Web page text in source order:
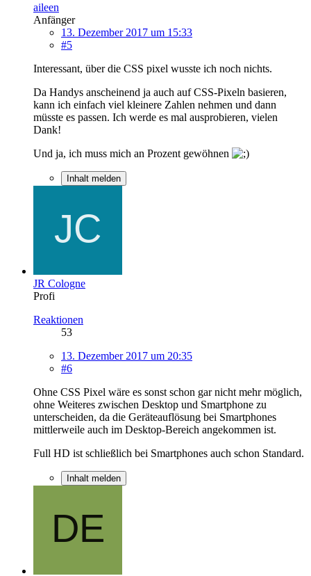
aileen
Anfänger
13. Dezember 2017 um 15:33
#5
Interessant, über die CSS pixel wusste ich noch nichts.
Da Handys anscheinend ja auch auf CSS-Pixeln basieren,
kann ich einfach viel kleinere Zahlen nehmen und dann
müsste es passen. Ich werde es mal ausprobieren, vielen
Dank!
Und ja, ich muss mich an Prozent gewöhnen
Inhalt melden
JR Cologne
Profi
Reaktionen
53
13. Dezember 2017 um 20:35
#6
Ohne CSS Pixel wäre es sonst schon gar nicht mehr möglich,
ohne Weiteres zwischen Desktop und Smartphone zu
unterscheiden, da die Geräteauflösung bei Smartphones
mittlerweile auch im Desktop-Bereich angekommen ist.
Full HD ist schließlich bei Smartphones auch schon Standard.
Inhalt melden